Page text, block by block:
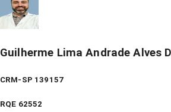
Guilherme Lima Andrade Alves
CRM-SP 139157
RQE 62552